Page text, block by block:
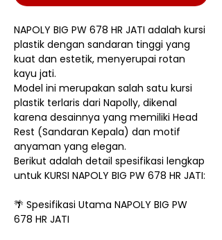
NAPOLY BIG PW 678 HR JATI adalah kursi
plastik dengan sandaran tinggi yang
kuat dan estetik, menyerupai rotan
kayu jati.
Model ini merupakan salah satu kursi
plastik terlaris dari Napolly, dikenal
karena desainnya yang memiliki Head
Rest (Sandaran Kepala) dan motif
anyaman yang elegan.
Berikut adalah detail spesifikasi lengkap
untuk KURSI NAPOLY BIG PW 678 HR JATI:
🌴 Spesifikasi Utama NAPOLY BIG PW
678 HR JATI